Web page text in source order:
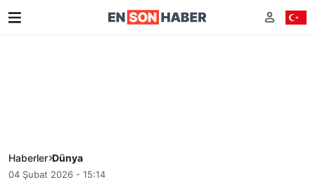
Haberler Dünya
04 Şubat 2026 - 15:14